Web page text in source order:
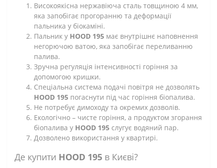
Високоякісна нержавіюча сталь товщиною 4 мм,
яка запобігає прогоранню та деформації
пальника у біокаміні.
Пальник у HOOD 195 має внутрішнє наповнення
негорючою ватою, яка запобігає переливанню
палива.
Зручна регуляція інтенсивності горіння за
допомогою кришки.
Спеціальна система подачі повітря не дозволять
HOOD 195 погаснути під час горіння біопалива.
Не потребує димоходу та окремих дозволів.
Екологічно – чисте горіння, а продуктом згорання
біопалива у HOOD 195 слугує водяний пар.
Дозволено використання у квартирі.
Де купити HOOD 195 в Києві?